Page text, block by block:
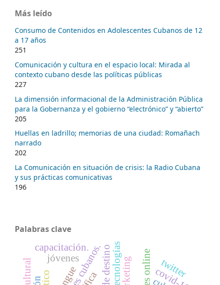
Más leído
Consumo de Contenidos en Adolescentes Cubanos de 12
a 17 años
251
Comunicación y cultura en el espacio local: Mirada al
contexto cubano desde las políticas públicas
227
La dimensión informacional de la Administración Pública
para la Gobernanza y el gobierno “electrónico” y “abierto”
205
Huellas en ladrillo; memorias de una ciudad: Romañach
narrado
202
La Comunicación en situación de crisis: la Radio Cubana
y sus prácticas comunicativas
196
Palabras clave
capacitación.
jóvenes twitter
tecnologías